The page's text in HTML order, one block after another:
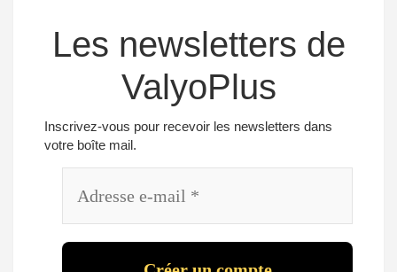
Les newsletters de
ValyoPlus
Inscrivez-vous pour recevoir les newsletters dans
votre boîte mail.